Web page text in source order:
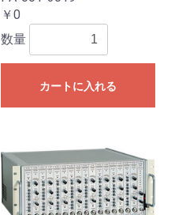
￥0
数量
カートに入れる